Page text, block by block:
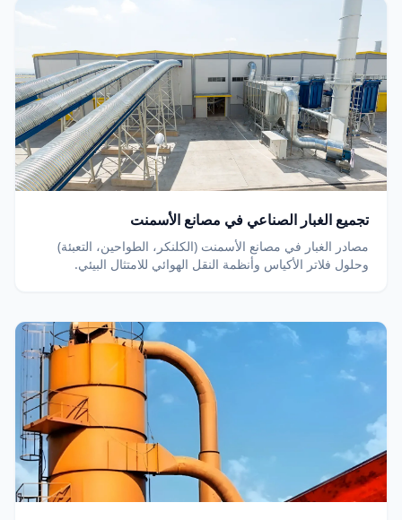
تجميع الغبار الصناعي في مصانع الأسمنت
مصادر الغبار في مصانع الأسمنت (الكلنكر، الطواحين، التعبئة)
وحلول فلاتر الأكياس وأنظمة النقل الهوائي للامتثال البيئي.